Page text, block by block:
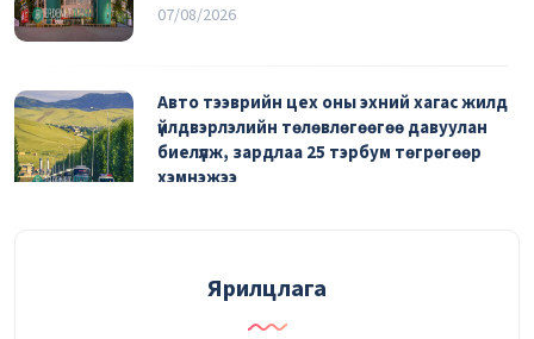
07/08/2026
Авто тээврийн цех оны эхний хагас жилд
үйлдвэрлэлийн төлөвлөгөөгөө давуулан
биелүүлж, зардлаа 25 тэрбум төгрөгөөр
хэмнэжээ
Эрүүл мэндийн урьдчилан сэргийлэх үзлэгт
2290 ажилтан хамрагдаад байна
Ярилцлага